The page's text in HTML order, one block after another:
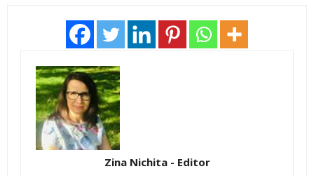
Zina Nichita - Editor